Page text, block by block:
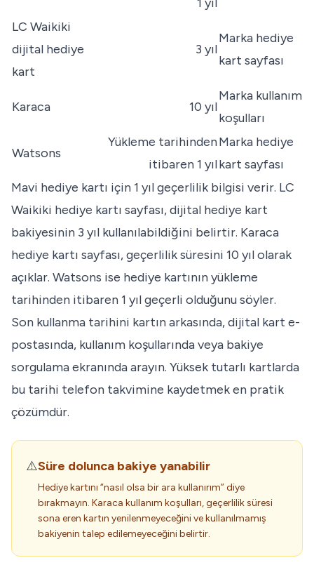
LC Waikiki
dijital hediye
kart
3 yıl
Marka hediye
kart sayfası
Karaca 10 yıl
Marka kullanım
koşulları
Watsons
Yükleme tarihinden
itibaren 1 yıl
Marka hediye
kart sayfası
Mavi hediye kartı için 1 yıl geçerlilik bilgisi verir. LC
Waikiki hediye kartı sayfası, dijital hediye kart
bakiyesinin 3 yıl kullanılabildiğini belirtir. Karaca
hediye kartı sayfası, geçerlilik süresini 10 yıl olarak
açıklar. Watsons ise hediye kartının yükleme
tarihinden itibaren 1 yıl geçerli olduğunu söyler.
Son kullanma tarihini kartın arkasında, dijital kart e-
postasında, kullanım koşullarında veya bakiye
sorgulama ekranında arayın. Yüksek tutarlı kartlarda
bu tarihi telefon takvimine kaydetmek en pratik
çözümdür.
⚠️Süre dolunca bakiye yanabilir
Hediye kartını “nasıl olsa bir ara kullanırım” diye
bırakmayın. Karaca kullanım koşulları, geçerlilik süresi
sona eren kartın yenilenmeyeceğini ve kullanılmamış
bakiyenin talep edilemeyeceğini belirtir.